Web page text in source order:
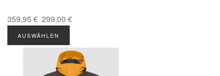
359,95 € 299,00 €
AUSWÄHLEN